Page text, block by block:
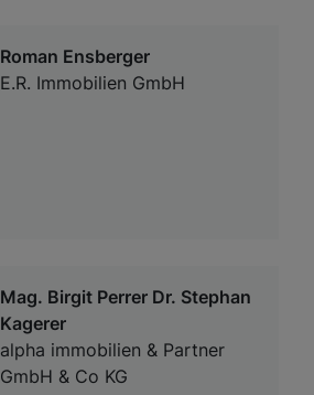
Roman Ensberger
E.R. Immobilien GmbH
Mag. Birgit Perrer Dr. Stephan
Kagerer
alpha immobilien & Partner
GmbH & Co KG